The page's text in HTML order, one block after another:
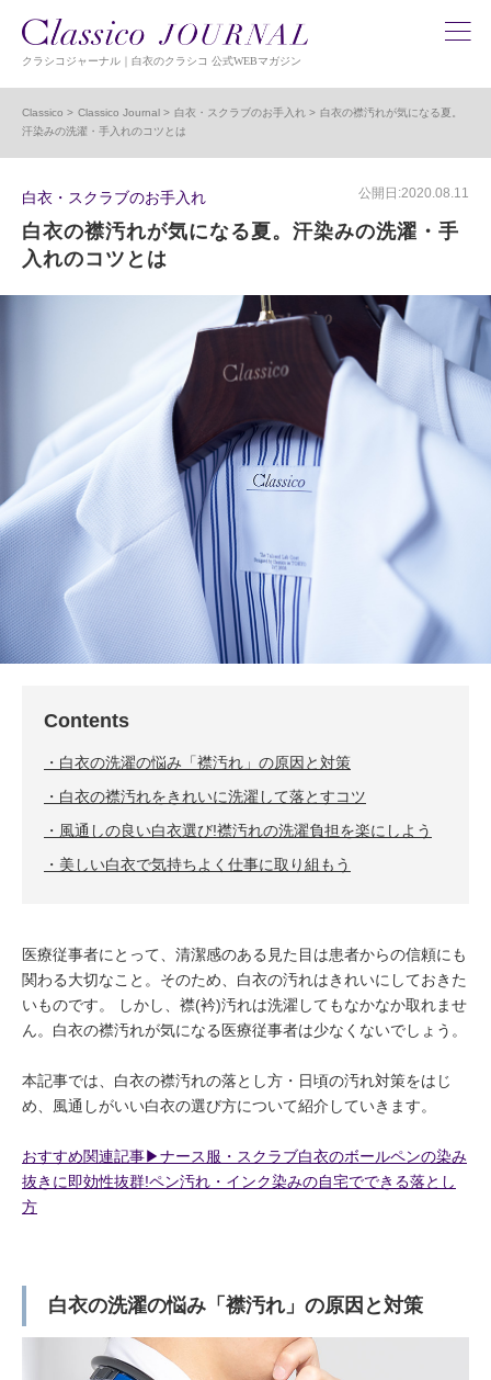
クラシコジャーナル｜白衣のクラシコ 公式WEBマガジン
Classico Classico Journal 白衣・スクラブのお手入れ
白衣の襟汚れが気になる夏。
汗染みの洗濯・手入れのコツとは
白衣・スクラブのお手入れ 公開日:2020.08.11
白衣の襟汚れが気になる夏。汗染みの洗濯・手
入れのコツとは
Contents
白衣の洗濯の悩み「襟汚れ」の原因と対策
白衣の襟汚れをきれいに洗濯して落とすコツ
風通しの良い白衣選び!襟汚れの洗濯負担を楽にしよう
美しい白衣で気持ちよく仕事に取り組もう
医療従事者にとって、清潔感のある見た目は患者からの信頼にも
関わる大切なこと。そのため、白衣の汚れはきれいにしておきた
いものです。 しかし、襟(衿)汚れは洗濯してもなかなか取れませ
ん。白衣の襟汚れが気になる医療従事者は少なくないでしょう。
本記事では、白衣の襟汚れの落とし方・日頃の汚れ対策をはじ
め、風通しがいい白衣の選び方について紹介していきます。
おすすめ関連記事▶︎ナース服・スクラブ白衣のボールペンの染み
抜きに即効性抜群!ペン汚れ・インク染みの自宅でできる落とし
方
白衣の洗濯の悩み「襟汚れ」の原因と対策